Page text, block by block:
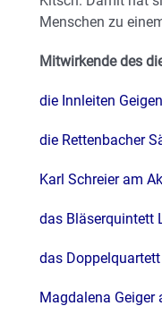
Menschen zu
Mitwirkende des
die Innleiten
die Rettenbacher
Karl Schreier am
das Bläserquintett
das
Magdalena Geiger